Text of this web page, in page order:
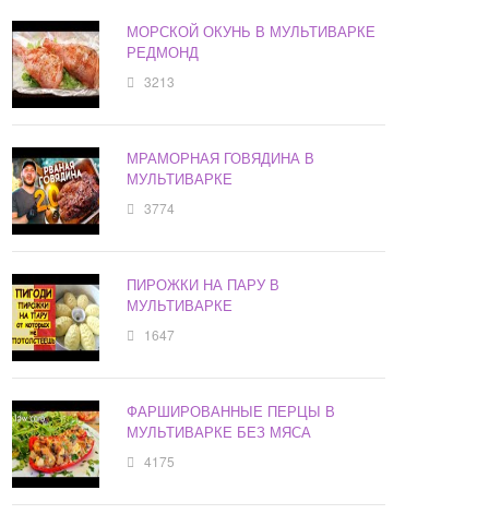
МОРСКОЙ ОКУНЬ В МУЛЬТИВАРКЕ
РЕДМОНД
3213
МРАМОРНАЯ ГОВЯДИНА В
МУЛЬТИВАРКЕ
3774
ПИРОЖКИ НА ПАРУ В
МУЛЬТИВАРКЕ
1647
ФАРШИРОВАННЫЕ ПЕРЦЫ В
МУЛЬТИВАРКЕ БЕЗ МЯСА
4175